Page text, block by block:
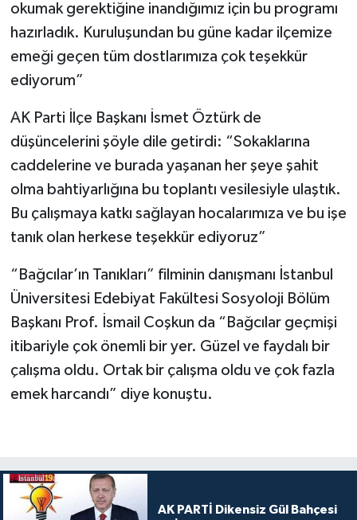
okumak gerektiğine inandığımız için bu programı
hazırladık. Kuruluşundan bu güne kadar ilçemize
emeği geçen tüm dostlarımıza çok teşekkür
ediyorum”
AK Parti İlçe Başkanı İsmet Öztürk de
düşüncelerini şöyle dile getirdi: “Sokaklarına
caddelerine ve burada yaşanan her şeye şahit
olma bahtiyarlığına bu toplantı vesilesiyle ulaştık.
Bu çalışmaya katkı sağlayan hocalarımıza ve bu işe
tanık olan herkese teşekkür ediyoruz”
“Bağcılar’ın Tanıkları” filminin danışmanı İstanbul
Üniversitesi Edebiyat Fakültesi Sosyoloji Bölüm
Başkanı Prof. İsmail Coşkun da “Bağcılar geçmişi
itibariyle çok önemli bir yer. Güzel ve faydalı bir
çalışma oldu. Ortak bir çalışma oldu ve çok fazla
emek harcandı” diye konuştu.
AK PARTİ Dikensiz Gül Bahçesi